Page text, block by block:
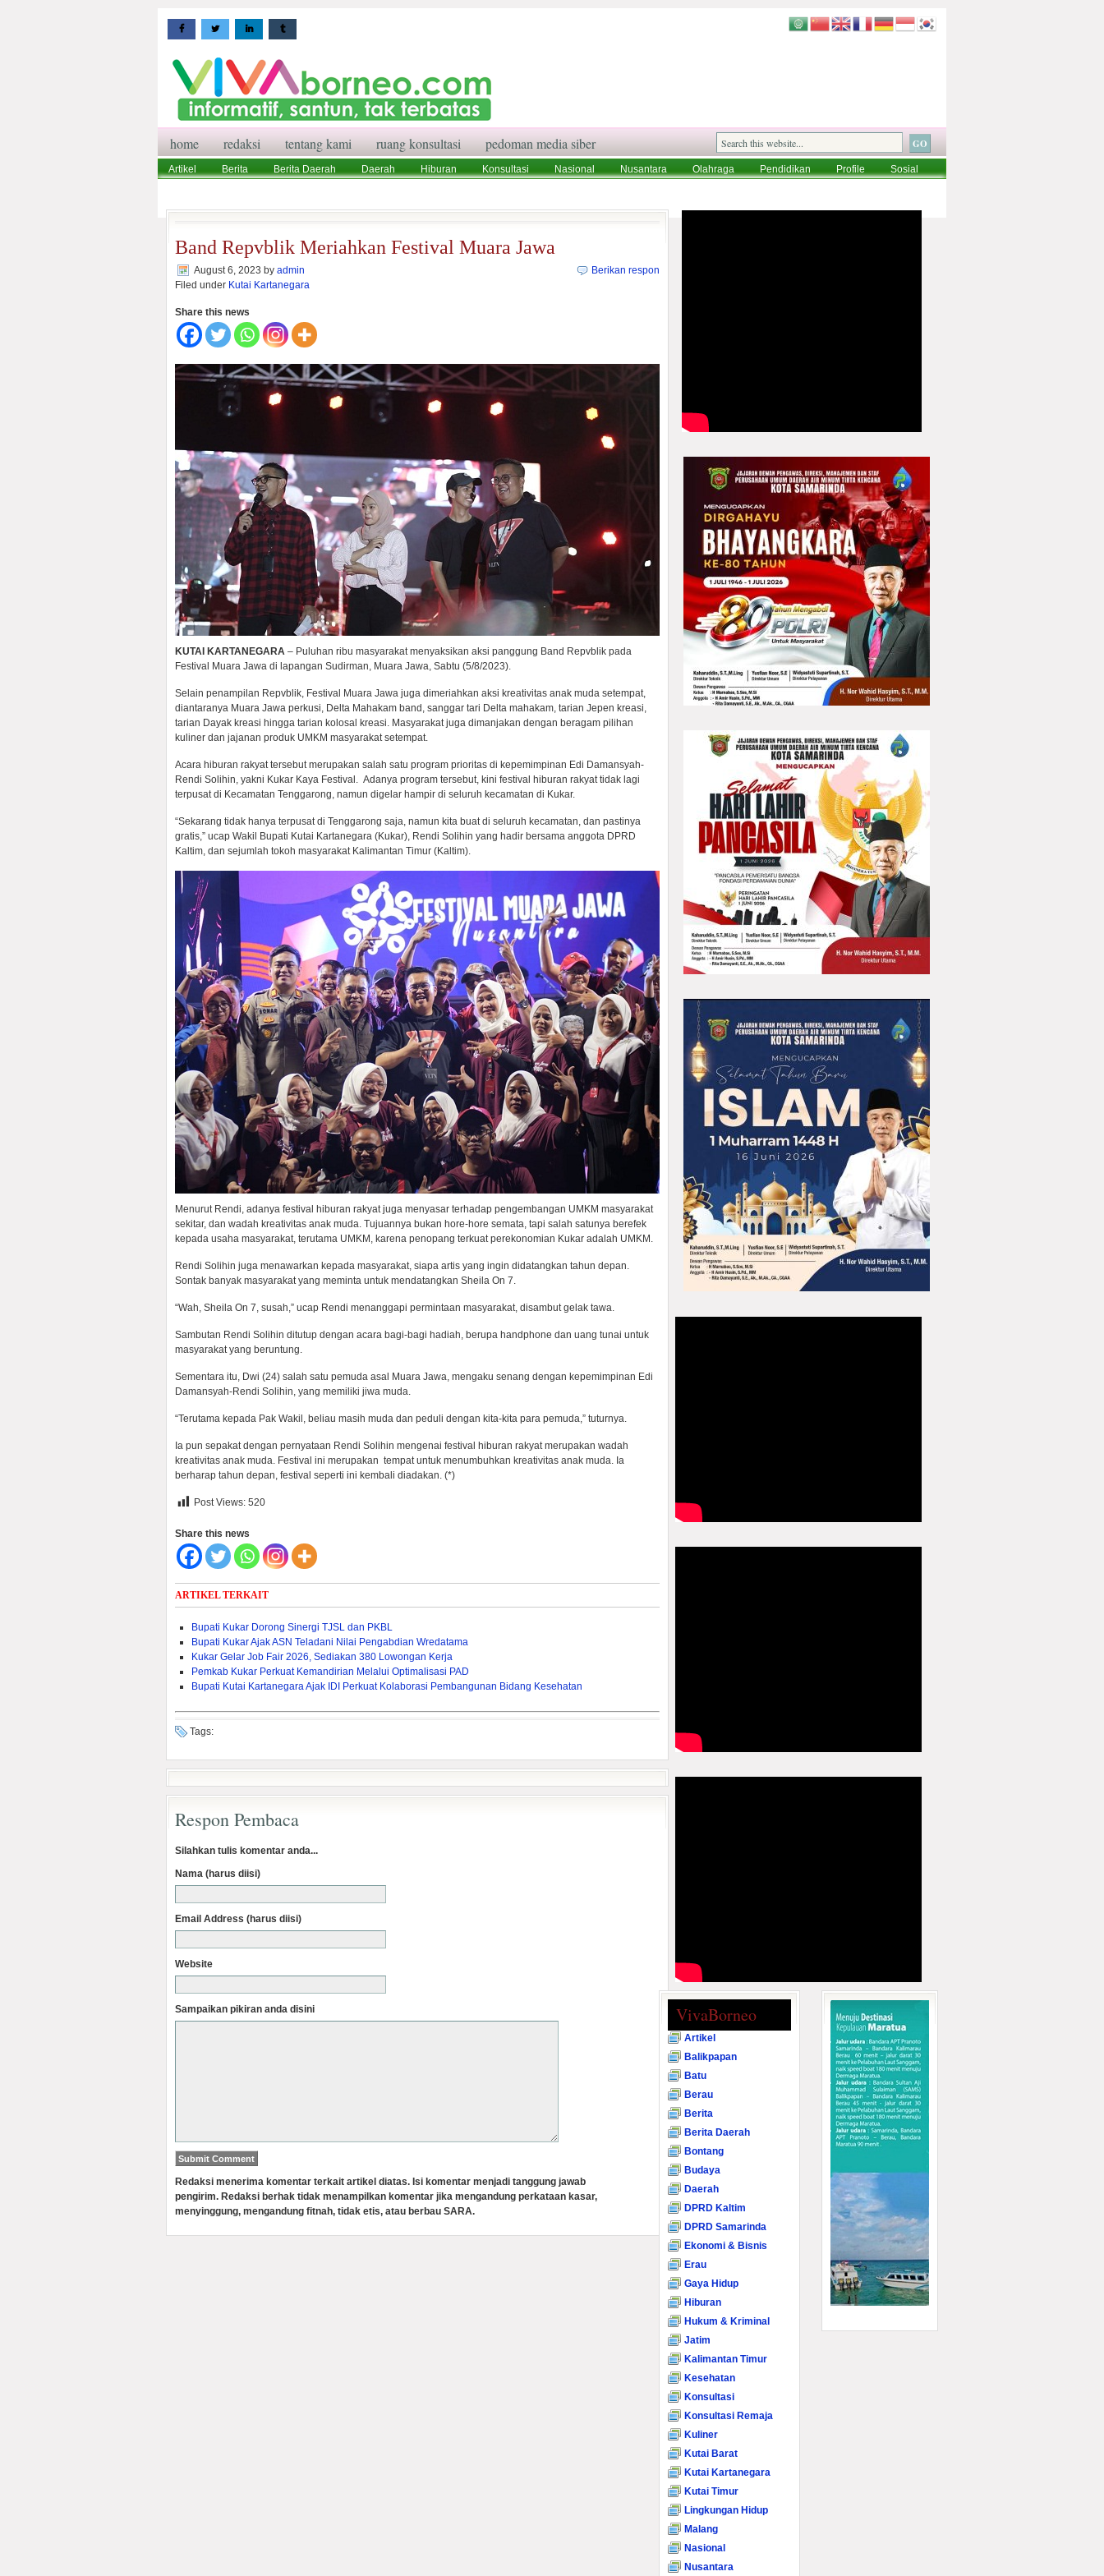
home redaksi tentang kami ruang konsultasi pedoman media siber
Artikel Berita Berita Daerah Daerah Hiburan Konsultasi Nasional Nusantara Olahraga Pendidikan Profile
Sosial
Band Repvblik Meriahkan Festival Muara Jawa
August 6, 2023 by admin
Filed under Kutai Kartanegara
Berikan respon
Share this news
KUTAI KARTANEGARA – Puluhan ribu masyarakat menyaksikan aksi panggung Band Repvblik pada
Festival Muara Jawa di lapangan Sudirman, Muara Jawa, Sabtu (5/8/2023).
Selain penampilan Repvblik, Festival Muara Jawa juga dimeriahkan aksi kreativitas anak muda setempat,
diantaranya Muara Jawa perkusi, Delta Mahakam band, sanggar tari Delta mahakam, tarian Jepen kreasi,
tarian Dayak kreasi hingga tarian kolosal kreasi. Masyarakat juga dimanjakan dengan beragam pilihan
kuliner dan jajanan produk UMKM masyarakat setempat.
Acara hiburan rakyat tersebut merupakan salah satu program prioritas di kepemimpinan Edi Damansyah-
Rendi Solihin, yakni Kukar Kaya Festival. Adanya program tersebut, kini festival hiburan rakyat tidak lagi
terpusat di Kecamatan Tenggarong, namun digelar hampir di seluruh kecamatan di Kukar.
“Sekarang tidak hanya terpusat di Tenggarong saja, namun kita buat di seluruh kecamatan, dan pastinya
gratis,” ucap Wakil Bupati Kutai Kartanegara (Kukar), Rendi Solihin yang hadir bersama anggota DPRD
Kaltim, dan sejumlah tokoh masyarakat Kalimantan Timur (Kaltim).
Menurut Rendi, adanya festival hiburan rakyat juga menyasar terhadap pengembangan UMKM masyarakat
sekitar, dan wadah kreativitas anak muda. Tujuannya bukan hore-hore semata, tapi salah satunya berefek
kepada usaha masyarakat, terutama UMKM, karena penopang terkuat perekonomian Kukar adalah UMKM.
Rendi Solihin juga menawarkan kepada masyarakat, siapa artis yang ingin didatangkan tahun depan.
Sontak banyak masyarakat yang meminta untuk mendatangkan Sheila On 7.
“Wah, Sheila On 7, susah,” ucap Rendi menanggapi permintaan masyarakat, disambut gelak tawa.
Sambutan Rendi Solihin ditutup dengan acara bagi-bagi hadiah, berupa handphone dan uang tunai untuk
masyarakat yang beruntung.
Sementara itu, Dwi (24) salah satu pemuda asal Muara Jawa, mengaku senang dengan kepemimpinan Edi
Damansyah-Rendi Solihin, yang memiliki jiwa muda.
“Terutama kepada Pak Wakil, beliau masih muda dan peduli dengan kita-kita para pemuda,” tuturnya.
Ia pun sepakat dengan pernyataan Rendi Solihin mengenai festival hiburan rakyat merupakan wadah
kreativitas anak muda. Festival ini merupakan tempat untuk menumbuhkan kreativitas anak muda. Ia
berharap tahun depan, festival seperti ini kembali diadakan. (*)
Post Views: 520
Share this news
ARTIKEL TERKAIT
Bupati Kukar Dorong Sinergi TJSL dan PKBL
Bupati Kukar Ajak ASN Teladani Nilai Pengabdian Wredatama
Kukar Gelar Job Fair 2026, Sediakan 380 Lowongan Kerja
Pemkab Kukar Perkuat Kemandirian Melalui Optimalisasi PAD ‎
Bupati Kutai Kartanegara Ajak IDI Perkuat Kolaborasi Pembangunan Bidang Kesehatan
Tags:
Respon Pembaca
Silahkan tulis komentar anda...
Nama (harus diisi)
Email Address (harus diisi)
Website
Sampaikan pikiran anda disini
Redaksi menerima komentar terkait artikel diatas. Isi komentar menjadi tanggung jawab
pengirim. Redaksi berhak tidak menampilkan komentar jika mengandung perkataan kasar,
menyinggung, mengandung fitnah, tidak etis, atau berbau SARA.
VivaBorneo
Artikel
Balikpapan
Batu
Berau
Berita
Berita Daerah
Bontang
Budaya
Daerah
DPRD Kaltim
DPRD Samarinda
Ekonomi & Bisnis
Erau
Gaya Hidup
Hiburan
Hukum & Kriminal
Jatim
Kalimantan Timur
Kesehatan
Konsultasi
Konsultasi Remaja
Kuliner
Kutai Barat
Kutai Kartanegara
Kutai Timur
Lingkungan Hidup
Malang
Nasional
Nusantara